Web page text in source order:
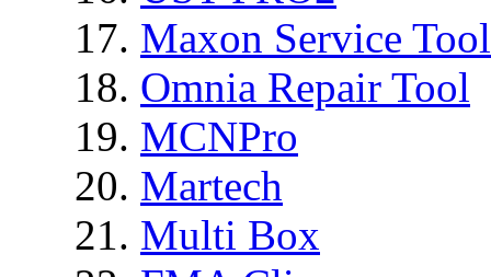
Maxon Service
Omnia Repair Tool
MCNPro
Martech
Multi Box